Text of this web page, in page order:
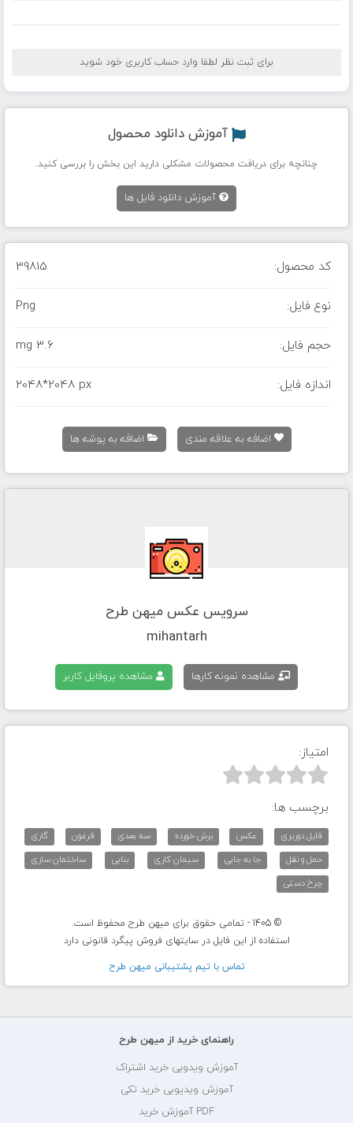
برای ثبت نظر لطفا وارد حساب کاربری خود شوید
آموزش دانلود محصول
چنانچه برای دریافت محصولات مشکلی دارید این بخش را بررسی کنید.
آموزش دانلود فایل ها
کد محصول: 39815
نوع فایل: Png
حجم فایل: 3.6 mg
اندازه فایل: 2048*2048 px
اضافه به علاقه مندی اضافه به پوشه ها
سرویس عکس میهن طرح
mihantarh
مشاهده نمونه کارها مشاهده پروفایل کاربر
امتیاز:



برچسب ها:
فایل دوربری عکس برش خورده سه بعدی فرغون
گاری
حمل و نقل
جا به جایی سیمان کاری بنایی
ساختمان سازی
چرخ دستی
© 1405 - تمامی حقوق برای میهن طرح محفوظ است.
استفاده از این فایل در سایتهای فروش پیگرد قانونی دارد
تماس با تيم پشتيبانی ميهن طرح
راهنمای خرید از میهن طرح
آموزش ویدویی خرید اشتراک
آموزش ویدیویی خرید تکی
PDF آموزش خرید